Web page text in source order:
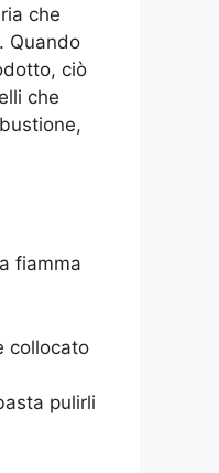
che
Quando
ciò
che
fiamma
collocato
pulirli